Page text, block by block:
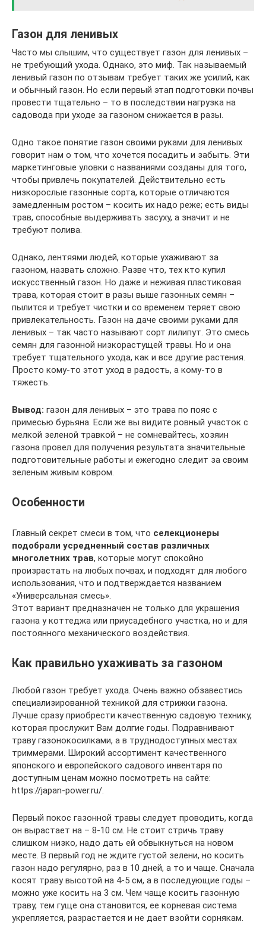
Газон для ленивых
Часто мы слышим, что существует газон для ленивых –
не требующий ухода. Однако, это миф. Так называемый
ленивый газон по отзывам требует таких же усилий, как
и обычный газон. Но если первый этап подготовки почвы
провести тщательно – то в последствии нагрузка на
садовода при уходе за газоном снижается в разы.
Одно такое понятие газон своими руками для ленивых
говорит нам о том, что хочется посадить и забыть. Эти
маркетинговые уловки с названиями созданы для того,
чтобы привлечь покупателей. Действительно есть
низкорослые газонные сорта, которые отличаются
замедленным ростом – косить их надо реже; есть виды
трав, способные выдерживать засуху, а значит и не
требуют полива.
Однако, лентяями людей, которые ухаживают за
газоном, назвать сложно. Разве что, тех кто купил
искусственный газон. Но даже и неживая пластиковая
трава, которая стоит в разы выше газонных семян –
пылится и требует чистки и со временем теряет свою
привлекательность. Газон на даче своими руками для
ленивых – так часто называют сорт лилипут. Это смесь
семян для газонной низкорастущей травы. Но и она
требует тщательного ухода, как и все другие растения.
Просто кому-то этот уход в радость, а кому-то в
тяжесть.
Вывод: газон для ленивых – это трава по пояс с
примесью бурьяна. Если же вы видите ровный участок с
мелкой зеленой травкой – не сомневайтесь, хозяин
газона провел для получения результата значительные
подготовительные работы и ежегодно следит за своим
зеленым живым ковром.
Особенности
Главный секрет смеси в том, что селекционеры
подобрали усредненный состав различных
многолетних трав, которые могут спокойно
произрастать на любых почвах, и подходят для любого
использования, что и подтверждается названием
«Универсальная смесь».
Этот вариант предназначен не только для украшения
газона у коттеджа или приусадебного участка, но и для
постоянного механического воздействия.
Как правильно ухаживать за газоном
Любой газон требует ухода. Очень важно обзавестись
специализированной техникой для стрижки газона.
Лучше сразу приобрести качественную садовую технику,
которая прослужит Вам долгие годы. Подравнивают
траву газонокосилками, а в труднодоступных местах
триммерами. Широкий ассортимент качественного
японского и европейского садового инвентаря по
доступным ценам можно посмотреть на сайте:
https://japan-power.ru/.
Первый покос газонной травы следует проводить, когда
он вырастает на – 8-10 см. Не стоит стричь траву
слишком низко, надо дать ей обвыкнуться на новом
месте. В первый год не ждите густой зелени, но косить
газон надо регулярно, раз в 10 дней, а то и чаще. Сначала
косят траву высотой на 4-5 см, а в последующие годы –
можно уже косить на 3 см. Чем чаще косить газонную
траву, тем гуще она становится, ее корневая система
укрепляется, разрастается и не дает взойти сорнякам.